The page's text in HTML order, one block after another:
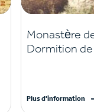
Monastère
Dormition
Plus d'information